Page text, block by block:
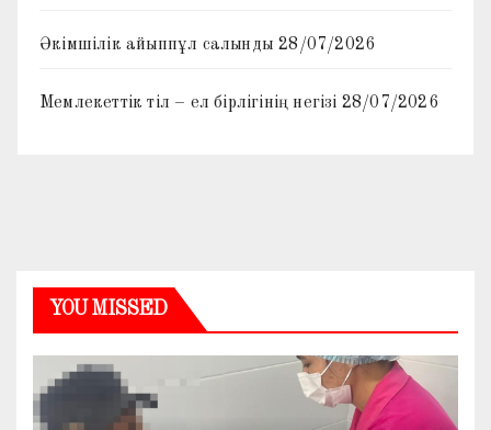
Әкімшілік айыппұл салынды 28/07/2026
Мемлекеттік тіл – ел бірлігінің негізі 28/07/2026
YOU MISSED